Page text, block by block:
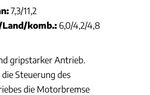
7,3/11,2
komb.: 6,0/4,2/4,8
gripstarker Antrieb.
Steuerung des
die Motorbremse